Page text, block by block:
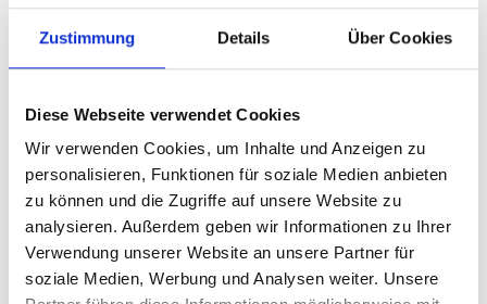
Zustimmung Details Über Cookies
Diese Webseite verwendet Cookies
Wir verwenden Cookies, um Inhalte und Anzeigen zu
personalisieren, Funktionen für soziale Medien anbieten
zu können und die Zugriffe auf unsere Website zu
analysieren. Außerdem geben wir Informationen zu Ihrer
Verwendung unserer Website an unsere Partner für
soziale Medien, Werbung und Analysen weiter. Unsere
Suchen
nach: